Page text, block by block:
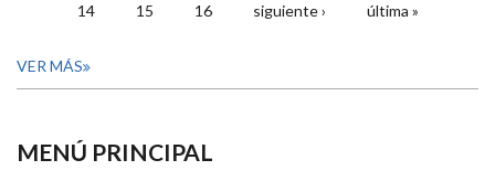
14 15 16 siguiente › última »
VER MÁS
MENÚ PRINCIPAL